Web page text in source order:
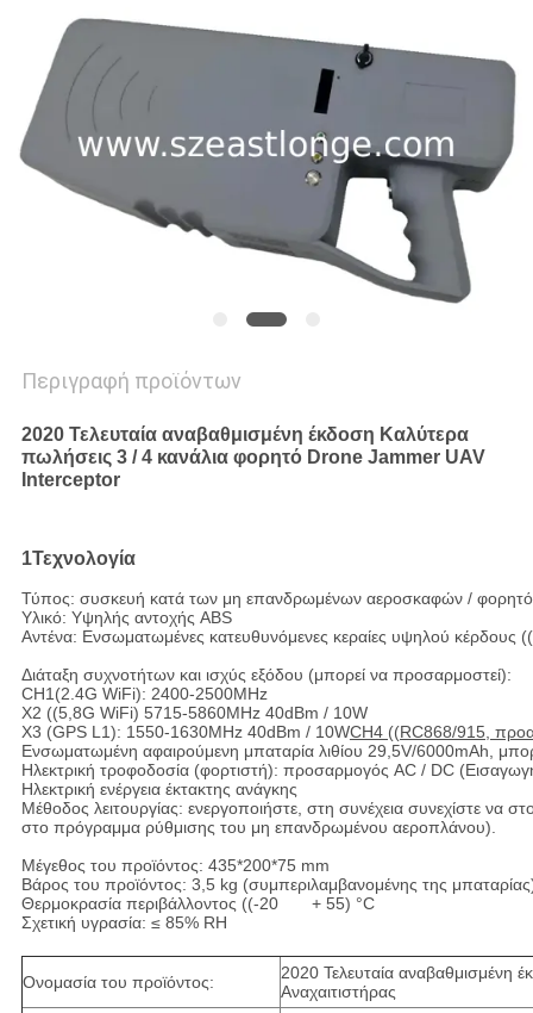
ΜΙΑ
ΠΡΟΣΦΟΡΆ
SITEMAP
Περιγραφή προϊόντων
2020 Τελευταία αναβαθμισμένη έκδοση Καλύτερα
πωλήσεις 3 / 4 κανάλια φορητό Drone Jammer UAV
Interceptor
1Τεχνολογία
Τύπος: συσκευή κατά των μη επανδρωμένων αεροσκαφών /
Υλικό: Υψηλής αντοχής ABS
Αντένα: Ενσωματωμένες κατευθυνόμενες κεραίες υψηλού κέρδους
Διάταξη συχνοτήτων και ισχύς εξόδου (μπορεί να προσαρμοστεί):
CH1(2.4G WiFi): 2400-2500MHz
Χ2 ((5,8G WiFi) 5715-5860MHz 40dBm / 10W
Χ3 (GPS L1): 1550-1630MHz 40dBm / 10WCH4 ((RC868/915,
Ενσωματωμένη αφαιρούμενη μπαταρία λιθίου 29,5V/6000mAh,
Ηλεκτρική τροφοδοσία (φορτιστή): προσαρμογός AC / DC
Ηλεκτρική ενέργεια έκτακτης ανάγκης
Μέθοδος λειτουργίας: ενεργοποιήστε, στη συνέχεια συνεχίστε να
στο πρόγραμμα ρύθμισης του μη επανδρωμένου αεροπλάνου).
Μέγεθος του προϊόντος: 435*200*75 mm
Βάρος του προϊόντος: 3,5 kg (συμπεριλαμβανομένης της
Θερμοκρασία περιβάλλοντος ((-20       + 55) °C
Σχετική υγρασία: ≤ 85% RH
Ονομασία του προϊόντος:
2020 Τελευταία
Αναχαιτιστήρας